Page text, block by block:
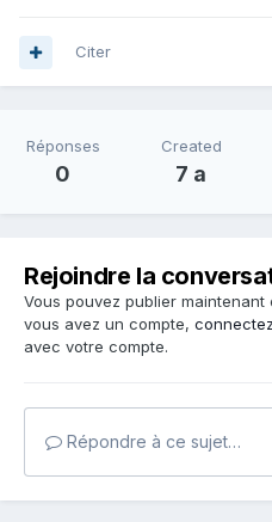
Citer
Réponses
0
Created
7 a
Rejoindre la
Vous pouvez publier
vous avez un compte,
avec votre compte.
Répondre à ce sujet…